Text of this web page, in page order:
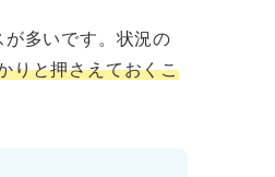
多いです。状況の
りと押さえておくこ